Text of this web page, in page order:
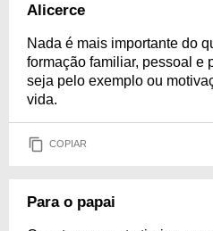
Alicerce
Nada é mais importante do
formação familiar, pessoal e
seja pelo exemplo ou
vida.
COPIAR
Para o papai